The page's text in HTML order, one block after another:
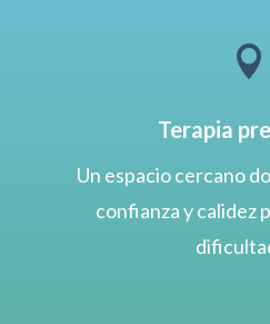

Terapia
Un espacio cercano
confianza y calidez